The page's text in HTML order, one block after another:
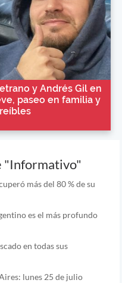
y Andrés Gil en
paseo en familia y
"Informativo"
más del 80 % de su
es el más profundo
en todas sus
lunes 25 de julio